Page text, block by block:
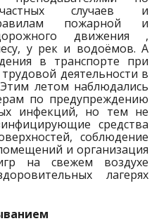
случаев и
пожарной и
дорожного движения ,
у рек и водоёмов. А
в транспорте при
деятельности в
летом наблюдались
по предупреждению
инфекций, но тем не
средства
соблюдение
и организация
на свежем воздухе
лагерях